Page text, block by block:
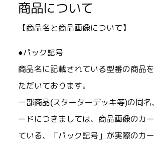
商品について
【商品名と商品画像について】
●パック記号
商品名に記載されている型番の商品
ただいております。
一部商品(スターターデッキ等)の同名
ードにつきましては、商品画像のカ
ている、「パック記号」が実際のカ